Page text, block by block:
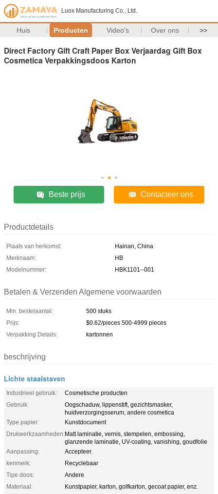
Luox Manufacturing Co., Ltd.
Huis Producten Video's Over ons >>
Direct Factory Gift Craft Paper Box Verjaardag Gift Box
Cosmetica Verpakkingsdoos Karton
Beste prijs Contacteer ons
Productdetails
Plaats van herkomst:
Hainan, China
Merknaam:
HB
Modelnummer:
HBK1101--001
Betalen & Verzenden Algemene voorwaarden
Min. bestelaantal:
500 stuks
Prijs:
$0.62/pieces 500-4999 pieces
Verpakking Details:
kartonnen
beschrijving
Lichte staalstaven
Industrieel gebruik:
Cosmetische producten
Gebruik:
Oogschaduw, lippenstift, gezichtsmasker,
huidverzorgingsserum, andere cosmetica
Type papier:
Kunstdocument
Drukwerkzaamheden:Matt laminatie, vernis, stempelen, embossing,
glanzende laminatie, UV-coating, vanishing, goudfolie
Aanpassing:
Accepteer.
kenmerk:
Recyclebaar
Tipe doos:
Andere
Materiaal:
Kunstpapier, karton, golfkarton, gecoat papier, enz.